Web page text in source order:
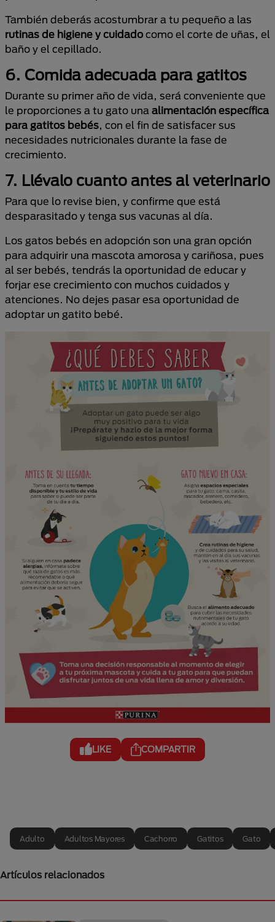
También deberás acostumbrar a tu pequeño a las
rutinas de higiene y cuidado como el corte de uñas, el
baño y el cepillado.
6. Comida adecuada para gatitos
Durante su primer año de vida, será conveniente que
le proporciones a tu gato una alimentación específica
para gatitos bebés, con el fin de satisfacer sus
necesidades nutricionales durante la fase de
crecimiento.
7. Llévalo cuanto antes al veterinario
Para que lo revise bien, y confirme que está
desparasitado y tenga sus vacunas al día.
Los gatos bebés en adopción son una gran opción
para adquirir una mascota amorosa y cariñosa, pues
al ser bebés, tendrás la oportunidad de educar y
forjar ese crecimiento con muchos cuidados y
atenciones. No dejes pasar esa oportunidad de
adoptar un gatito bebé.
LIKE COMPARTIR
Adulto Adultos Mayores Cachorro Gatitos Gato
Artículos relacionados